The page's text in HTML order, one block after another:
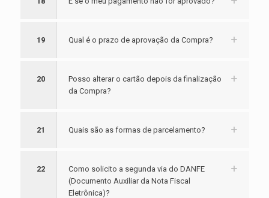
19 Qual é o prazo de aprovação da Compra?
20
Posso alterar o cartão depois da finalização
da Compra?
21 Quais são as formas de parcelamento?
22
Como solicito a segunda via do DANFE
(Documento Auxiliar da Nota Fiscal
Eletrônica)?